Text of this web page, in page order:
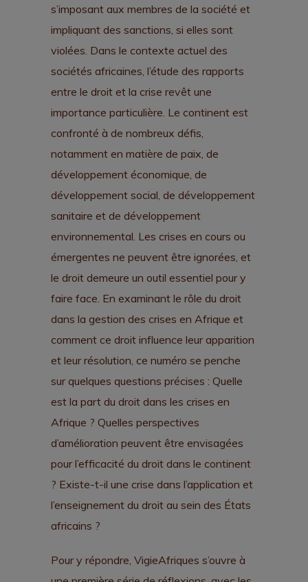
s’imposant aux membres de la société et
impliquant des sanctions, si elles sont
violées. Dans le contexte actuel des
sociétés africaines, l’étude des rapports
entre le droit et la crise revêt une
importance particulière. Le continent est
confronté à de nombreux défis,
notamment en matière de paix, de
développement économique, de
développement social, de développement
sanitaire et de développement
environnemental. Les crises en cours ou
émergentes ne peuvent être ignorées, et
le droit demeure un outil essentiel pour y
faire face. En examinant le rôle du droit
dans la gestion des crises en Afrique et
comment ce droit influence leur apparition
et leur résolution, ce numéro se penche
sur quelques questions précises : Quelle
est la part du droit dans les crises en
Afrique ? Quelles perspectives
d’amélioration peuvent être envisagées
pour l’efficacité du droit dans le continent
? Existe-t-il une crise dans l’application et
l’enseignement du droit au sein des États
africains ?
Pour y répondre, VigieAfriques s’ouvre à